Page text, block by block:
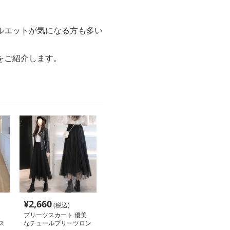
ットが気になる方も多い
紹介します。
¥2,660(税込)
プリーツスカート 優美
なチュールプリーツロン